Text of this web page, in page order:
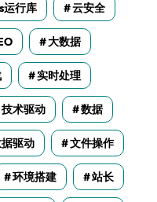
运行库 云安全
大数据
实时处理
技术驱动 数据
驱动 文件操作
环境搭建 站长